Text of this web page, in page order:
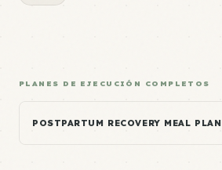
PLANES DE EJECUCIÓN COMPLETOS
POSTPARTUM RECOVERY MEAL PLAN